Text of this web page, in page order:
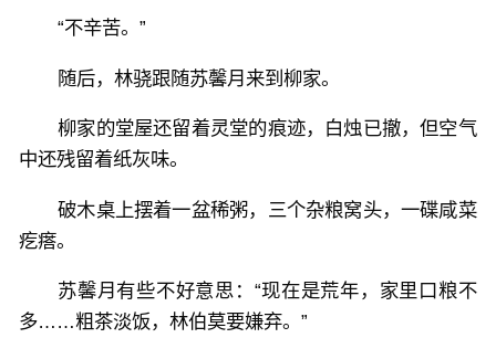
“不辛苦。”
随后，林骁跟随苏馨月来到柳家。
柳家的堂屋还留着灵堂的痕迹，白烛已撤，但空气
中还残留着纸灰味。
破木桌上摆着一盆稀粥，三个杂粮窝头，一碟咸菜
疙瘩。
苏馨月有些不好意思：“现在是荒年，家里口粮不
多……粗茶淡饭，林伯莫要嫌弃。”